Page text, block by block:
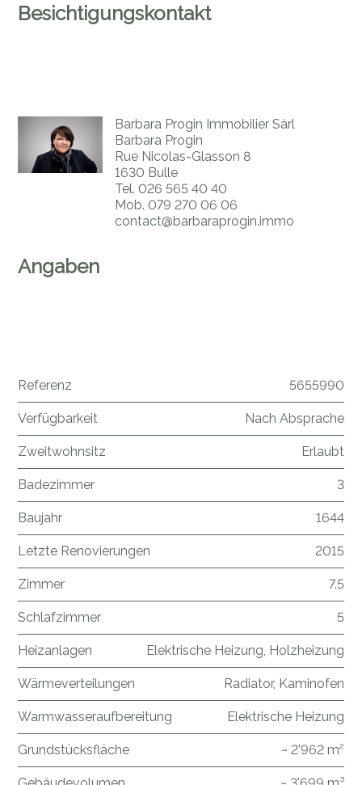
Besichtigungskontakt
Barbara Progin Immobilier Sàrl
Barbara Progin
Rue Nicolas-Glasson 8
1630 Bulle
Tel. 026 565 40 40
Mob. 079 270 06 06
contact@barbaraprogin.immo
Angaben
Referenz 5655990
Verfügbarkeit Nach Absprache
Zweitwohnsitz Erlaubt
Badezimmer 3
Baujahr 1644
Letzte Renovierungen 2015
Zimmer 7.5
Schlafzimmer 5
Heizanlagen Elektrische Heizung, Holzheizung
Wärmeverteilungen Radiator, Kaminofen
Warmwasseraufbereitung Elektrische Heizung
Grundstücksfläche ~ 2'962 m²